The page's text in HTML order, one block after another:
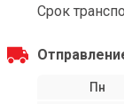
Срок
Пн